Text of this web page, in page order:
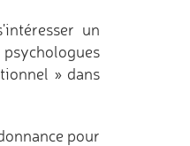
un
» dans
pour